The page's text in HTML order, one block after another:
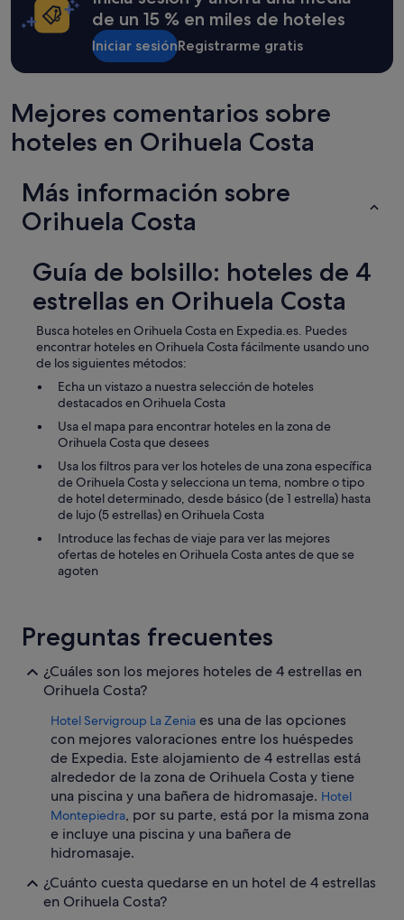
"
u
e
a
"
de un 15 % en miles de hoteles
Iniciar sesiónRegistrarme gratis
Mejores comentarios sobre
hoteles en Orihuela Costa
Más información sobre
Orihuela Costa
Guía de bolsillo: hoteles de 4
estrellas en Orihuela Costa
Busca hoteles en Orihuela Costa en Expedia.es. Puedes
encontrar hoteles en Orihuela Costa fácilmente usando uno
de los siguientes métodos:
Echa un vistazo a nuestra selección de hoteles
destacados en Orihuela Costa
Usa el mapa para encontrar hoteles en la zona de
Orihuela Costa que desees
Usa los filtros para ver los hoteles de una zona específica
de Orihuela Costa y selecciona un tema, nombre o tipo
de hotel determinado, desde básico (de 1 estrella) hasta
de lujo (5 estrellas) en Orihuela Costa
Introduce las fechas de viaje para ver las mejores
ofertas de hoteles en Orihuela Costa antes de que se
agoten
Preguntas frecuentes
¿Cuáles son los mejores hoteles de 4 estrellas en
Orihuela Costa?
Hotel Servigroup La Zenia es una de las opciones
con mejores valoraciones entre los huéspedes
de Expedia. Este alojamiento de 4 estrellas está
alrededor de la zona de Orihuela Costa y tiene
una piscina y una bañera de hidromasaje. Hotel
Montepiedra, por su parte, está por la misma zona
e incluye una piscina y una bañera de
hidromasaje.
¿Cuánto cuesta quedarse en un hotel de 4 estrellas
en Orihuela Costa?